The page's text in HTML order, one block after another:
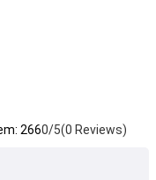
2660/5(0 Reviews)